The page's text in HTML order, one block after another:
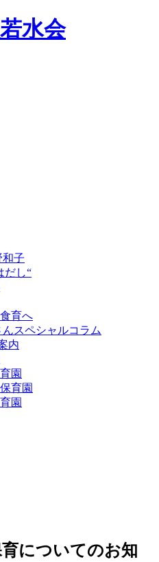
和子
だし“
育へ
スペシャルコラム
内
園
育園
園
育についてのお知